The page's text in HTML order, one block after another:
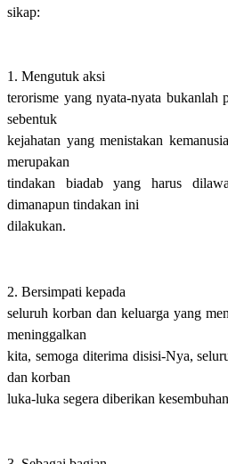
sikap:
1. Mengutuk aksi
terorisme yang nyata-nyata bukanlah
sebentuk
kejahatan yang menistakan
merupakan
tindakan biadab yang harus
dimanapun tindakan ini
dilakukan.
2. Bersimpati kepada
seluruh korban dan keluarga yang
meninggalkan
kita, semoga diterima disisi-Nya,
dan korban
luka-luka segera diberikan